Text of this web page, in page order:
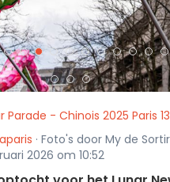
Parade - Chinois 2025 Paris
· Foto's door My de
2026 om 10:52